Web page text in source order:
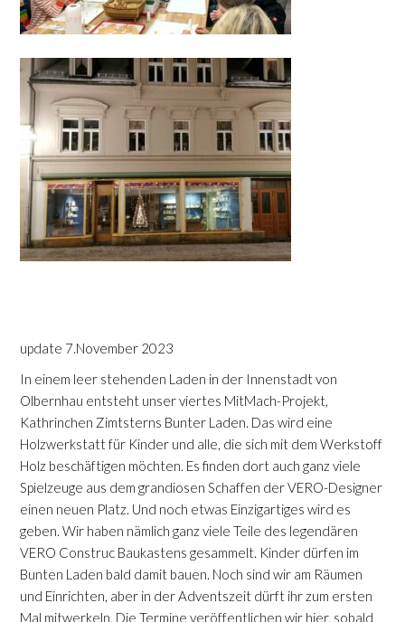
update 7.November 2023
In einem leer stehenden Laden in der Innenstadt von
Olbernhau entsteht unser viertes MitMach-Projekt,
Kathrinchen Zimtsterns Bunter Laden. Das wird eine
Holzwerkstatt für Kinder und alle, die sich mit dem Werkstoff
Holz beschäftigen möchten. Es finden dort auch ganz viele
Spielzeuge aus dem grandiosen Schaffen der VERO-Designer
einen neuen Platz. Und noch etwas Einzigartiges wird es
geben. Wir haben nämlich ganz viele Teile des legendären
VERO Construc Baukastens gesammelt. Kinder dürfen im
Bunten Laden bald damit bauen. Noch sind wir am Räumen
und Einrichten, aber in der Adventszeit dürft ihr zum ersten
Mal mitwerkeln. Die Termine veröffentlichen wir hier, sobald